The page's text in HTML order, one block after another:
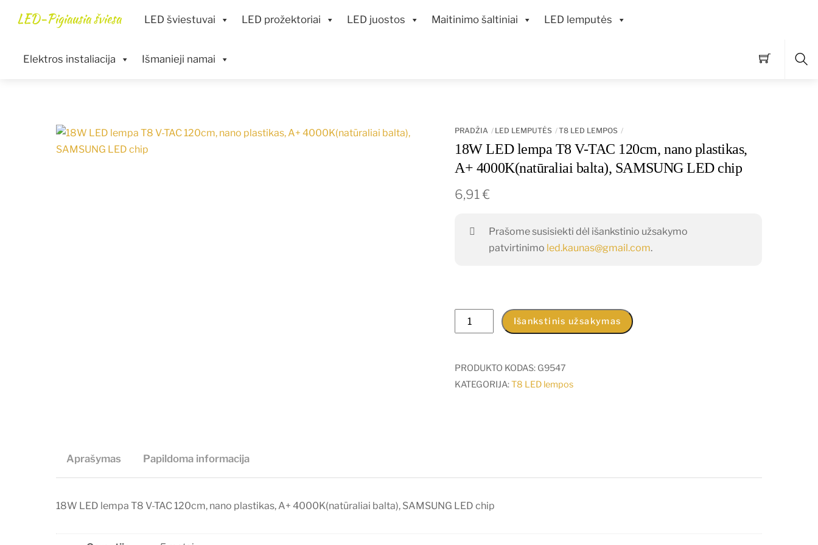
LED-Pigiausia šviesa LED šviestuvai LED prožektoriai LED juostos Maitinimo šaltiniai LED lemputės
Elektros instaliacija Išmanieji namai
PRADŽIA LED LEMPUTĖS T8 LED LEMPOS
18W LED lempa T8 V-TAC 120cm, nano plastikas,
A+ 4000K(natūraliai balta), SAMSUNG LED chip
6,91€
Prašome susisiekti dėl išankstinio užsakymo
patvirtinimo led.kaunas@gmail.com.
produkto
kiekis:
LED
lempa
plastikas,
4000K(natūraliai
Išankstinis užsakymas
PRODUKTO KODAS: G9547
KATEGORIJA:T8 LED lempos
Aprašymas Papildoma informacija
18W LED lempa T8 V-TAC 120cm, nano plastikas, A+ 4000K(natūraliai balta), SAMSUNG LED chip